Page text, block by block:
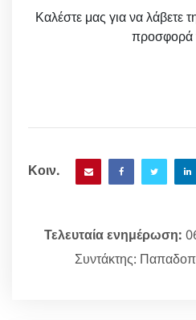
Καλέστε μας για να λάβετε
προσφορά
Κοιν.
Τελευταία ενημέρωση:
Συντάκτης: